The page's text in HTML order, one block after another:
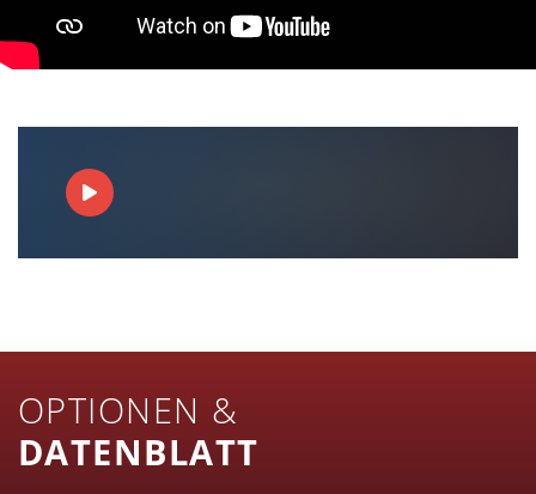
OPTIONEN &
DATENBLATT